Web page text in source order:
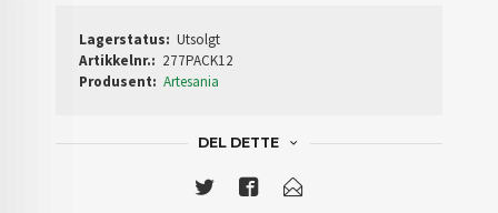
Lagerstatus: Utsolgt
Artikkelnr.: 277PACK12
Produsent: Artesania
DEL DETTE